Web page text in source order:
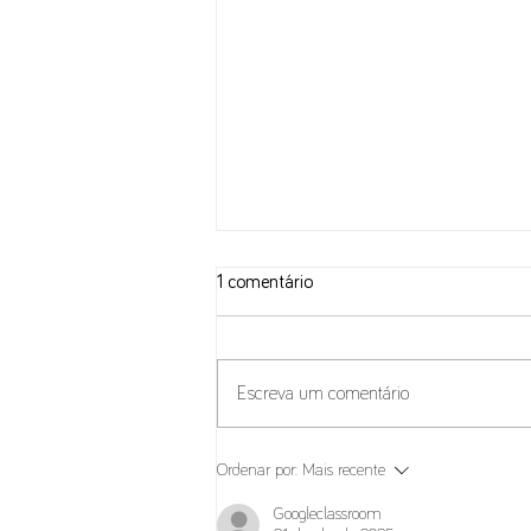
Pacote Habitação: IVA na
Construção e inversão do sujeito
passivo
1 comentário
Escreva um comentário
Ordenar por: Mais recente
Googleclassroom